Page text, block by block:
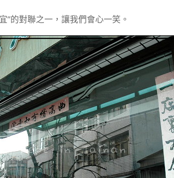
”的對聯之一，讓我們會心一笑。